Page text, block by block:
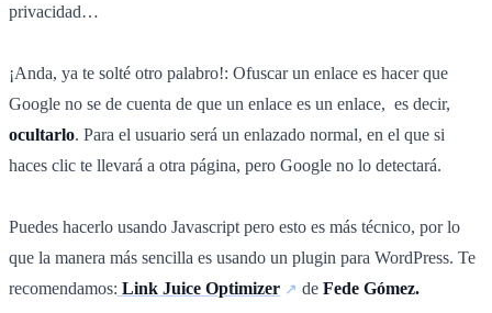
privacidad…
¡Anda, ya te solté otro palabro!: Ofuscar un enlace es hacer que
Google no se de cuenta de que un enlace es un enlace, es decir,
ocultarlo. Para el usuario será un enlazado normal, en el que si
haces clic te llevará a otra página, pero Google no lo detectará.
Puedes hacerlo usando Javascript pero esto es más técnico, por lo
que la manera más sencilla es usando un plugin para WordPress. Te
recomendamos: Link Juice Optimizer de Fede Gómez.